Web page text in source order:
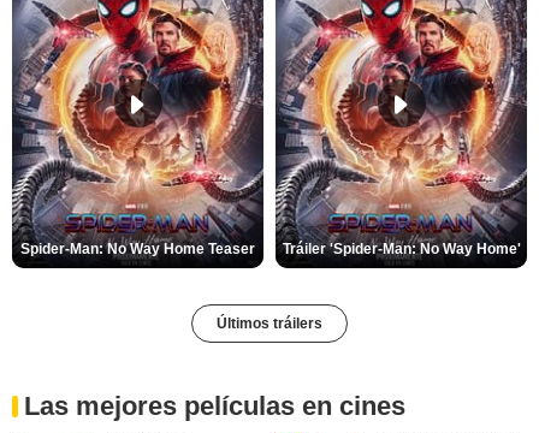
Spider-Man: No Way Home Teaser Tráiler 'Spider-Man: No Way Home'
Últimos tráilers
Las mejores películas en cines